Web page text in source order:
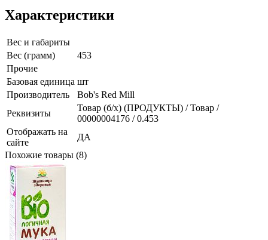
Характеристики
Вес и габариты
Вес (грамм)
453
Прочие
Базовая единица шт
Производитель
Bob's Red Mill
Реквизиты
Товар (б/х) (ПРОДУКТЫ) / Товар /
00000004176 / 0.453
Отображать на
сайте
ДА
Похожие товары (8)